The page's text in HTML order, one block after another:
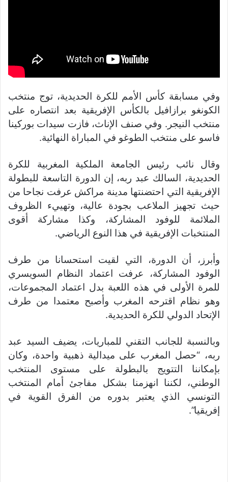
وفي مسابقة كأس الأمم للكرة الحديدية، توج منتخب
الكونغو برازافيل بالكأس الإفريقية بعد انتصاره على
منتخب النيجر. وفي صنف الإناث، فازت سيدات بوركينا
فاسو على منتخب الطوغو في المباراة النهائية.
وقال نائب رئيس الجامعة الملكية المغربية للكرة
الحديدية، السالك عبد ربه، إن الدورة التاسعة للبطولة
الإفريقية التي احتضنتها مدينة مراكش عرفت نجاحا من
حيث تجهيز الملاعب بجودة عالية، وتهييء الظروف
الملائمة للوفود المشاركة، وكذا مشاركة أقوى
المنتخبات الإفريقية في هذا النوع الرياضي.
وأبرز، أن الدورة، التي لقيت استحسانا من طرف
الوفود المشاركة، عرفت اعتماد النظام السويسري
للمرة الأولى في هذه اللعبة بدل اعتماد المجموعات،
وهو نظام اقترحه المغرب وأصبح معتمدا من طرف
الإتحاد الدولي للكرة الحديدية.
وبالنسبة للجانب التقني للمباريات، يضيف السيد عبد
ربه، “حصل المغرب على ميدالية ذهبية واحدة، وكان
بإمكاننا التتويج بالبطولة على مستوى المنتخب
الوطني، لكننا انهزمنا بشكل مفاجئ أمام المنتخب
التونسي الذي يعتبر بدوره من الفرق القوية في
إفريقيا”.